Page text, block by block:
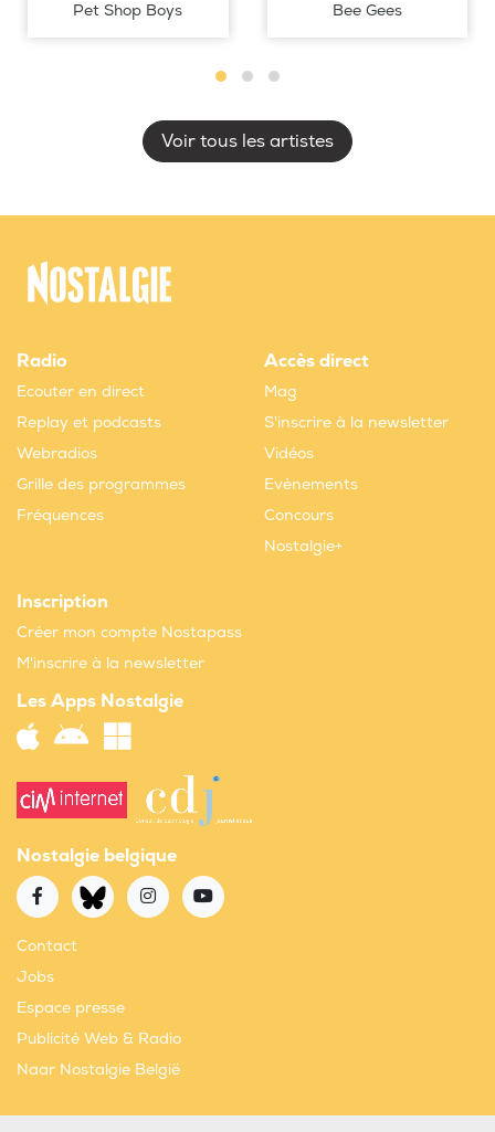
Pet Shop Boys Bee Gees
Voir tous les artistes
Radio
Ecouter en direct
Replay et podcasts
Webradios
Grille des programmes
Fréquences
Accès direct
Mag
S'inscrire à la newsletter
Vidéos
Evènements
Concours
Nostalgie+
Inscription
Créer mon compte Nostapass
M'inscrire à la newsletter
Les Apps Nostalgie
Nostalgie belgique
Contact
Jobs
Espace presse
Publicité Web & Radio
Naar Nostalgie België